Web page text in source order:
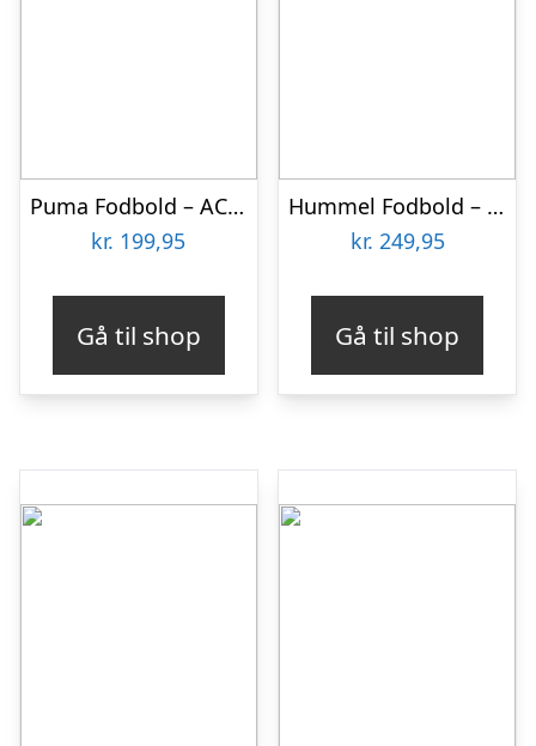
Puma Fodbold – AC Milan – Puma Black/For All Time Red
kr. 199,95
Gå til shop
Hummel Fodbold – HmlInspire Training – Ice Blue/Hvid/Grå
kr. 249,95
Gå til shop